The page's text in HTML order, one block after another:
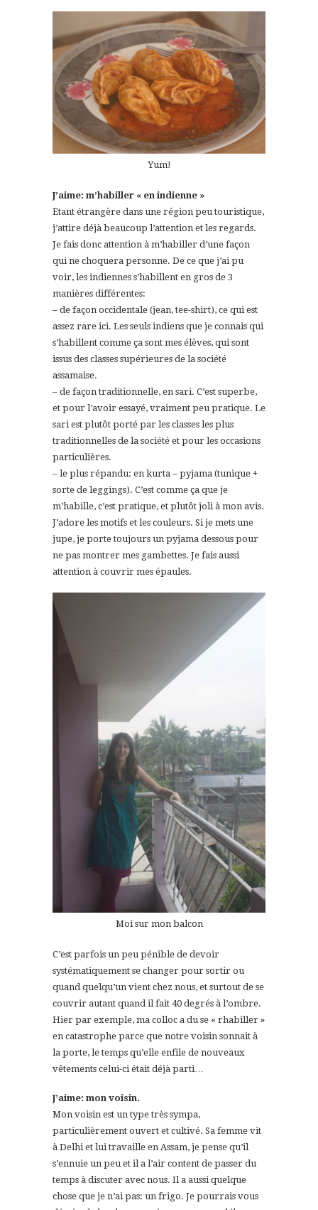
Yum!
J’aime: m’habiller « en indienne »
Etant étrangère dans une région peu touristique,
j’attire déjà beaucoup l’attention et les regards.
Je fais donc attention à m’habiller d’une façon
qui ne choquera personne. De ce que j’ai pu
voir, les indiennes s’habillent en gros de 3
manières différentes:
– de façon occidentale (jean, tee-shirt), ce qui est
assez rare ici. Les seuls indiens que je connais qui
s’habillent comme ça sont mes élèves, qui sont
issus des classes supérieures de la société
assamaise.
– de façon traditionnelle, en sari. C’est superbe,
et pour l’avoir essayé, vraiment peu pratique. Le
sari est plutôt porté par les classes les plus
traditionnelles de la société et pour les occasions
particulières.
– le plus répandu: en kurta – pyjama (tunique +
sorte de leggings). C’est comme ça que je
m’habille, c’est pratique, et plutôt joli à mon avis.
J’adore les motifs et les couleurs. Si je mets une
jupe, je porte toujours un pyjama dessous pour
ne pas montrer mes gambettes. Je fais aussi
attention à couvrir mes épaules.
Moi sur mon balcon
C’est parfois un peu pénible de devoir
systématiquement se changer pour sortir ou
quand quelqu’un vient chez nous, et surtout de se
couvrir autant quand il fait 40 degrés à l’ombre.
Hier par exemple, ma colloc a du se « rhabiller »
en catastrophe parce que notre voisin sonnait à
la porte, le temps qu’elle enfile de nouveaux
vêtements celui-ci était déjà parti…
J’aime: mon voisin.
Mon voisin est un type très sympa,
particulièrement ouvert et cultivé. Sa femme vit
à Delhi et lui travaille en Assam, je pense qu’il
s’ennuie un peu et il a l’air content de passer du
temps à discuter avec nous. Il a aussi quelque
chose que je n’ai pas: un frigo. Je pourrais vous